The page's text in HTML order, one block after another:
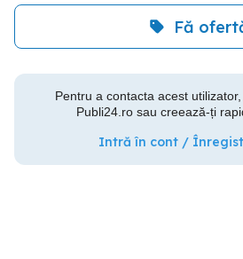
Fă
Pentru a contacta acest
Publi24.ro sau creează-ți
Intră în cont /